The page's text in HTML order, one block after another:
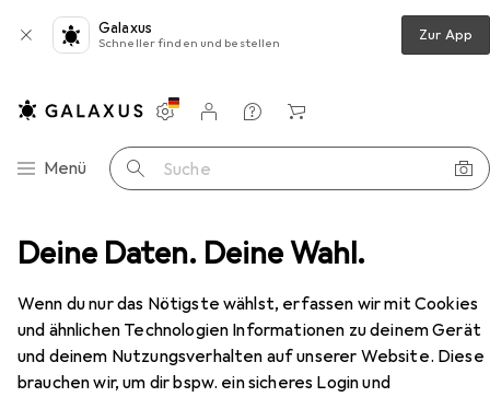
Deine Daten. Deine Wahl.
Wenn du nur das Nötigste wählst, erfassen wir mit Cookies
und ähnlichen Technologien Informationen zu deinem Gerät
und deinem Nutzungsverhalten auf unserer Website. Diese
brauchen wir, um dir bspw. ein sicheres Login und
Galaxus
Schneller finden und bestellen Zur App
Navigation nach Kategorien
Menü Suche
Einstellungen
Kundenkonto
Vergleichslisten
Merklisten
Warenkorb
Kinderbücher Dr Jekyll and Mr Hyde & Other Stories
Dr Jekyll and Mr Hyde & Other Stories
Englisch, Robert Louis Stevenson, 2024